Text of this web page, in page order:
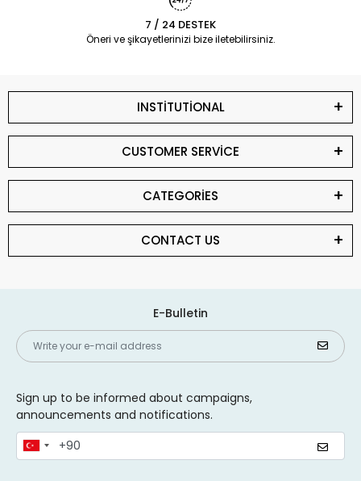
7 / 24 DESTEK
Öneri ve şikayetlerinizi bize iletebilirsiniz.
INSTİTUTİONAL
CUSTOMER SERVİCE
CATEGORİES
CONTACT US
E-Bulletin
Sign up to be informed about campaigns,
announcements and notifications.